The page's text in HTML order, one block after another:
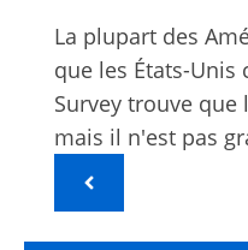
La plupart des
que les États-Unis
Survey trouve
mais il n'est pas